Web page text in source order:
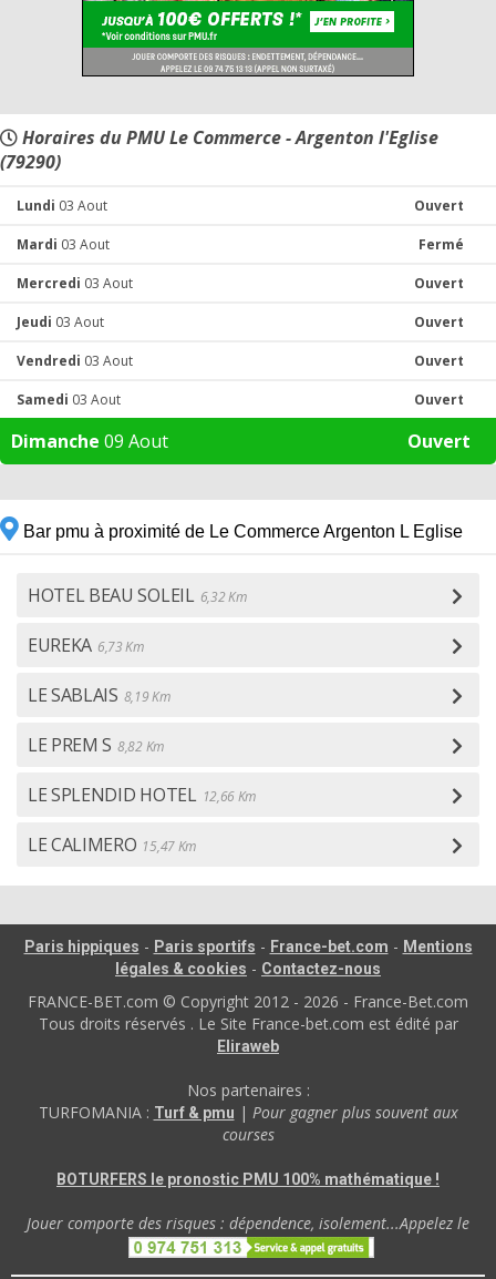
Horaires du PMU Le Commerce - Argenton l'Eglise
(79290)
Lundi 03 Aout Ouvert
Mardi 03 Aout Fermé
Mercredi 03 Aout Ouvert
Jeudi 03 Aout Ouvert
Vendredi 03 Aout Ouvert
Samedi 03 Aout Ouvert
Dimanche 09 Aout Ouvert
Bar pmu à proximité de Le Commerce Argenton L Eglise
HOTEL BEAU SOLEIL 6,32 Km
EUREKA 6,73 Km
LE SABLAIS 8,19 Km
LE PREM S 8,82 Km
LE SPLENDID HOTEL 12,66 Km
LE CALIMERO 15,47 Km
Paris hippiques - Paris sportifs - France-bet.com - Mentions
légales & cookies - Contactez-nous
FRANCE-BET.com © Copyright 2012 - 2026 - France-Bet.com
Tous droits réservés . Le Site France-bet.com est édité par
Eliraweb
Nos partenaires :
TURFOMANIA : Turf & pmu | Pour gagner plus souvent aux
courses
BOTURFERS le pronostic PMU 100% mathématique !
Jouer comporte des risques : dépendence, isolement...Appelez le